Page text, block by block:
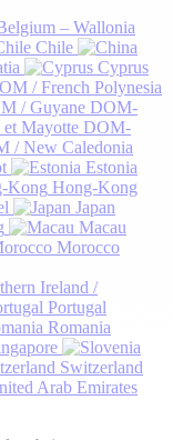
Chile
Cyprus
DOM-
DOM-
Estonia
Hong-Kong
Japan
Macau
Morocco
Ireland /
Portugal
Romania
Switzerland
Arab Emirates